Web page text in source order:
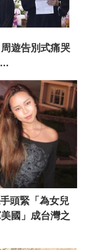
遊告別式痛哭
頭緊「為女兒
國」成台灣之